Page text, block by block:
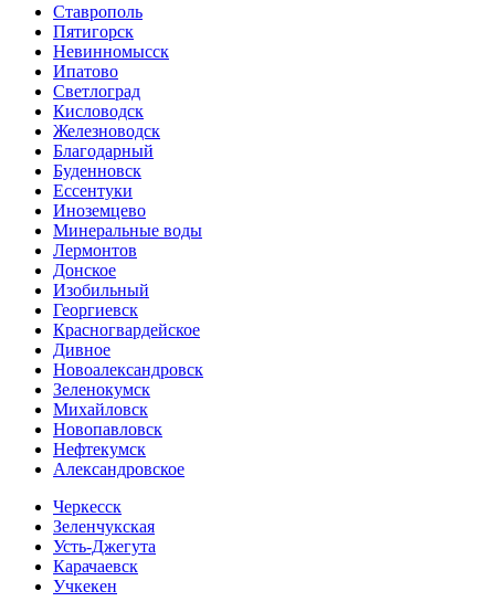
Ставрополь
Пятигорск
Невинномысск
Ипатово
Светлоград
Кисловодск
Железноводск
Благодарный
Буденновск
Ессентуки
Иноземцево
Минеральные воды
Лермонтов
Донское
Изобильный
Георгиевск
Красногвардейское
Дивное
Новоалександровск
Зеленокумск
Михайловск
Новопавловск
Нефтекумск
Александровское
Черкесск
Зеленчукская
Усть-Джегута
Карачаевск
Учкекен